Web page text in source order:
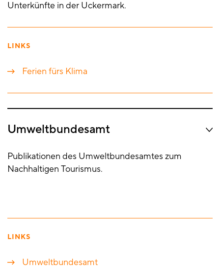
Unterkünfte in der Uckermark.
LINKS
Ferien fürs Klima
Umweltbundesamt
Publikationen des Umweltbundesamtes zum
Nachhaltigen Tourismus.
LINKS
Umweltbundesamt